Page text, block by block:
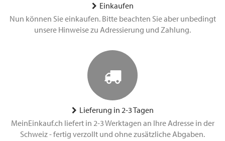
Einkaufen
Nun können Sie einkaufen. Bitte beachten Sie aber unbedingt
unsere Hinweise zu Adressierung und Zahlung.
Lieferung in 2-3 Tagen
MeinEinkauf.ch liefert in 2-3 Werktagen an Ihre Adresse in der
Schweiz - fertig verzollt und ohne zusätzliche Abgaben.